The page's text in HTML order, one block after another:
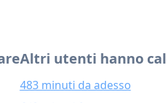
Altri utenti hanno
483 minuti da adesso